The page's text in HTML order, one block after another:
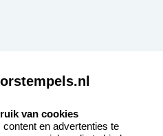
Klantenservice:
Contact opnemen
van cookies
en advertenties te